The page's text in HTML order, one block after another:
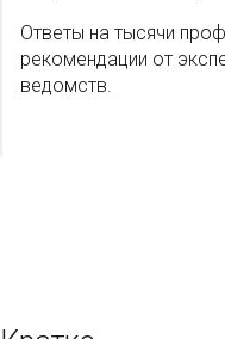
Ответы на тысячи
рекомендации от
ведомств.